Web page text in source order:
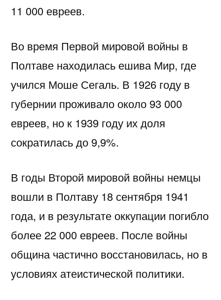
11 000 евреев.
Во время Первой мировой войны в
Полтаве находилась ешива Мир, где
учился Моше Сегаль. В 1926 году в
губернии проживало около 93 000
евреев, но к 1939 году их доля
сократилась до 9,9%.
В годы Второй мировой войны немцы
вошли в Полтаву 18 сентября 1941
года, и в результате оккупации погибло
более 22 000 евреев. После войны
община частично восстановилась, но в
условиях атеистической политики.